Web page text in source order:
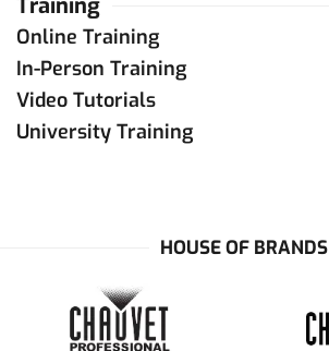
Online Training
In-Person Training
Video Tutorials
University Training
HOUSE OF BRANDS